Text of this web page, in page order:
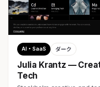
AI・SaaS ダーク
Julia Krantz —
Tech